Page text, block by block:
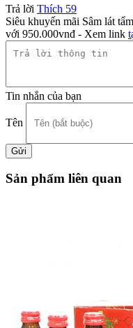
Trả lời Thích 59
Siêu khuyến mãi Sâm lát
với 950.000vnđ - Xem link
Tin nhắn của bạn
Tên
Sản phẩm liên quan